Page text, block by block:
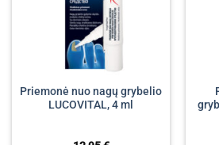
Priemonė nuo nagų grybelio
LUCOVITAL, 4 ml